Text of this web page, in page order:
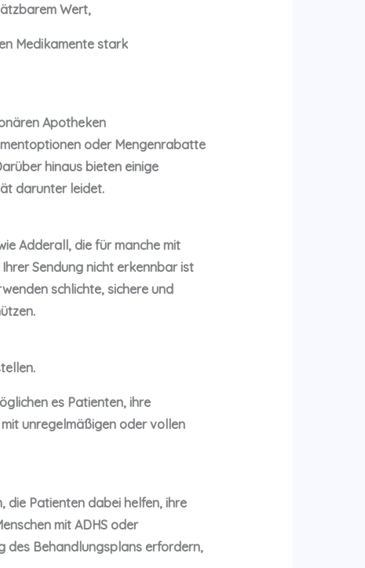
Wert,
Medikamente stark
Apotheken
oder Mengenrabatte
hinaus bieten einige
darunter leidet.
Adderall, die für manche mit
Sendung nicht erkennbar ist
schlichte, sichere und
es Patienten, ihre
unregelmäßigen oder vollen
die Patienten dabei helfen, ihre
mit ADHS oder
des Behandlungsplans erfordern,